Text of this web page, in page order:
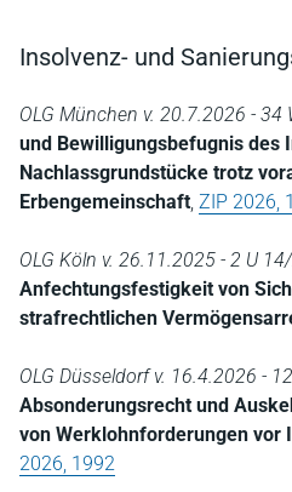
Insolvenz- und
OLG München v. 20.7.2026 - 34
und Bewilligungsbefugnis des
Nachlassgrundstücke trotz
Erbengemeinschaft, ZIP 2026,
OLG Köln v. 26.11.2025 - 2 U
Anfechtungsfestigkeit von
strafrechtlichen
OLG Düsseldorf v. 16.4.2026 -
Absonderungsrecht und
von Werklohnforderungen vor
2026, 1992